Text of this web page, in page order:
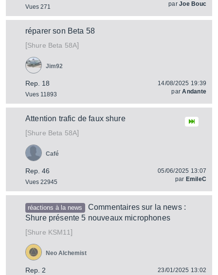
Vues 271
parJoe Bouc
réparer son Beta 58
[Shure Beta 58A]
Rep. 18
Vues 11893
Jim92
14/08/2025 19:39
parAndante
Attention trafic de faux shure
[Shure Beta 58A]
Rep. 46
Vues 22945
Café
05/06/2025 13:07
par EmileC
réactions à la news
Commentaires sur la news :
Shure présente 5 nouveaux microphones
[Shure KSM11]
Rep. 2
Neo Alchemist
23/01/2025 13:02